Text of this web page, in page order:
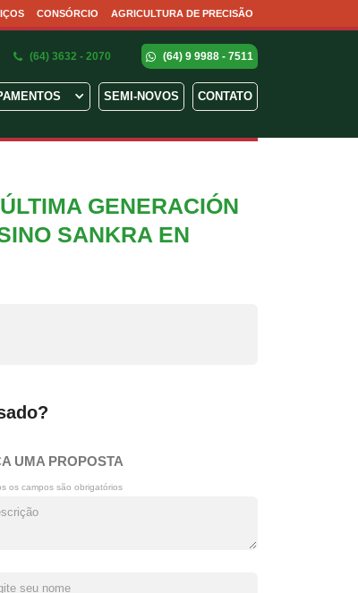
CONSÓRCIO AGRICULTURA DE PRECISÃO
(64) 3632 - 2070 (64) 9 9988 - 7511
SEMI-NOVOS CONTATO
GENERACIÓN
SANKRA EN
UMA PROPOSTA
os campos são obrigatórios